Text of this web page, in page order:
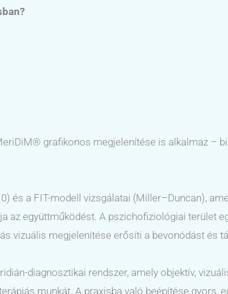
grafikonos megjelenítése is alkalmaz –
és a FIT-modell vizsgálatai (Miller–Duncan),
az együttműködést. A pszichofiziológiai terület
vizuális megjelenítése erősíti a bevonódást és
diagnosztikai rendszer, amely objektív,
munkát. A praxisba való beépítése gyors,